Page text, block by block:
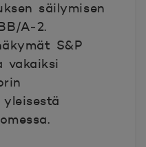
säilymisen
A‑2.
S&P
vakaiksi